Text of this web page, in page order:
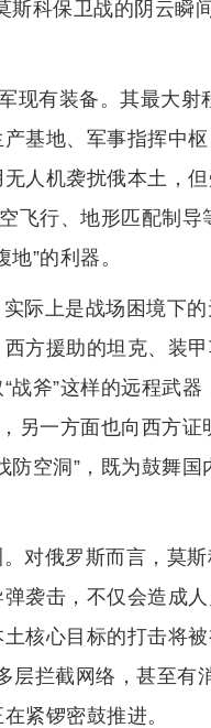
科保卫战的阴云瞬
现有装备。其最大
基地、军事指挥中
人机袭扰俄本土，
飞行、地形匹配制
”的利器。
际上是战场困境下的
方援助的坦克、装
战斧”这样的远程武
另一方面也向西方
空洞”，既为鼓舞
对俄罗斯而言，莫斯
袭击，不仅会造成
核心目标的打击将
拦截网络，甚至有
紧锣密鼓推进。